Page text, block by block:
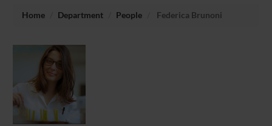
Home Department People Federica Brunoni